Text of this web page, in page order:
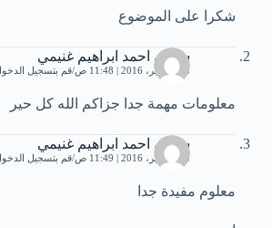
شكرا على الموضوع
سامي احمد ابراهيم غنيمي
15 سبتمبر، 2016 | 11:48 ص قم بتسجيل
معلومات مهمة جدا جزاكم الله كل حير
سامي احمد ابراهيم غنيمي
15 سبتمبر، 2016 | 11:49 ص قم بتسجيل
معلوم مفيدة جدا